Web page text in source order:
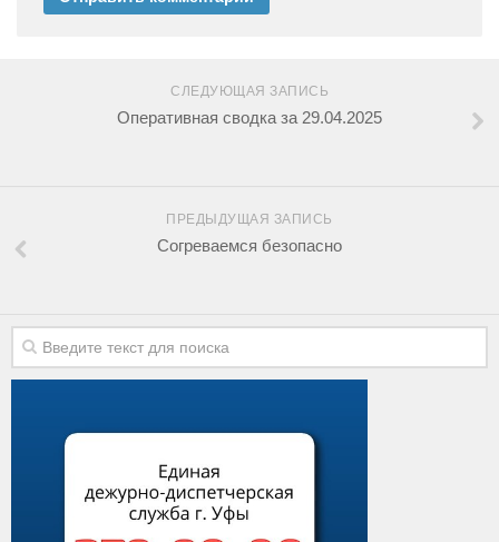
СЛЕДУЮЩАЯ ЗАПИСЬ
Оперативная сводка за 29.04.2025
ПРЕДЫДУЩАЯ ЗАПИСЬ
Согреваемся безопасно